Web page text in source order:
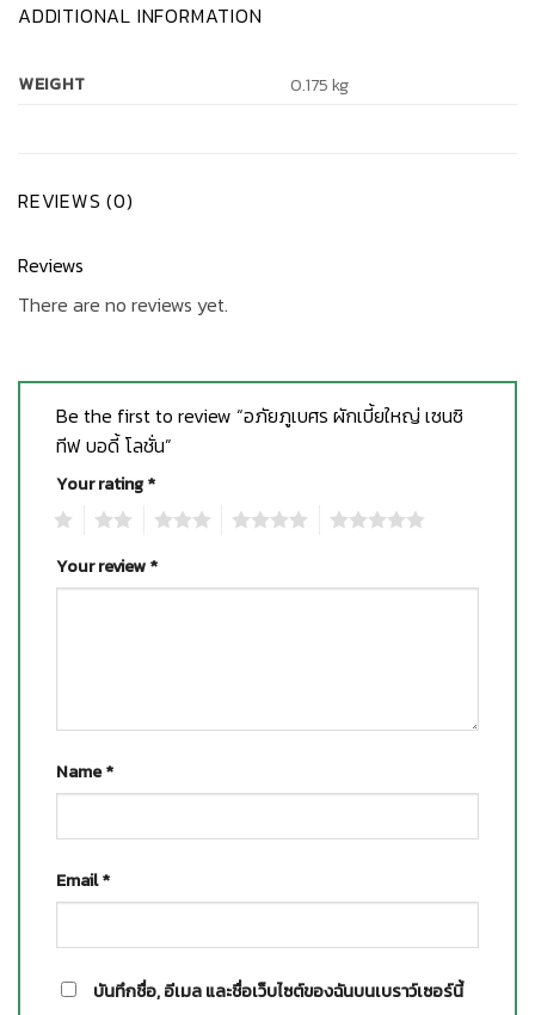
ADDITIONAL INFORMATION
WEIGHT 0.175 kg
REVIEWS (0)
Reviews
There are no reviews yet.
Be the first to review “อภัยภูเบศร ผักเบี้ยใหญ่ เซนซิ
ทีฟ บอดี้ โลชั่น”
Your rating*
Your review*
Name*
Email*
บันทึกชื่อ, อีเมล และชื่อเว็บไซต์ของฉันบนเบราว์เซอร์นี้